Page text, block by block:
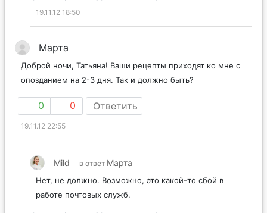
19.11.12 18:50
Марта
Доброй ночи, Татьяна! Ваши рецепты приходят ко мне с
опозданием на 2-3 дня. Так и должно быть?
0 0 Ответить
19.11.12 22:55
Mild в ответ Марта
Нет, не должно. Возможно, это какой-то сбой в
работе почтовых служб.